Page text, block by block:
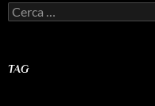
Ricerca
per:
TAG